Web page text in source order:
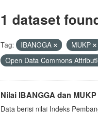
1 dataset
Tag: IBANGGA MUKP
Open Data Commons
Nilai IBANGGA dan
Data berisi nilai Indeks